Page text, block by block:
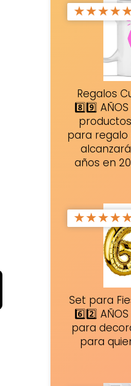
★★★★
Regalos
8️⃣9️⃣
para regalo
años en
★★★★
Set para
6️⃣2️⃣
para
para